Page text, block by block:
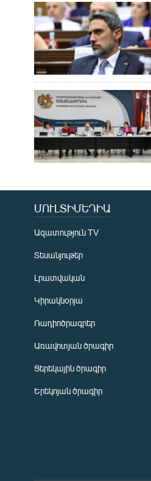
ՄՈՒԼՏԻՄԵԴԻԱ
Ազատություն TV
Տեսանյութեր
Լրատվական
Կիրակնօրյա
Ռադիոծրագրեր
Առավոտյան ծրագիր
Ցերեկային ծրագիր
Երեկոյան ծրագիր